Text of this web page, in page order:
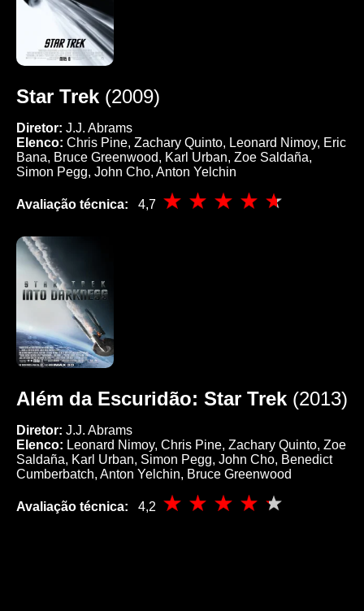
Star Trek (2009)
Diretor: J.J. Abrams
Elenco: Chris Pine, Zachary Quinto, Leonard Nimoy, Eric
Bana, Bruce Greenwood, Karl Urban, Zoe Saldaña,
Simon Pegg, John Cho, Anton Yelchin
Avaliação técnica: 4,7
Além da Escuridão: Star Trek (2013)
Diretor: J.J. Abrams
Elenco: Leonard Nimoy, Chris Pine, Zachary Quinto, Zoe
Saldaña, Karl Urban, Simon Pegg, John Cho, Benedict
Cumberbatch, Anton Yelchin, Bruce Greenwood
Avaliação técnica: 4,2